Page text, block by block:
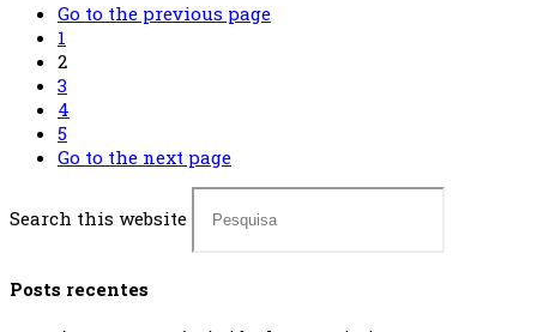
Go to the previous page
1
2
3
4
5
Go to the next page
Search this website
Posts recentes